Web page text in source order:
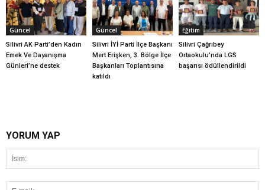
Güncel
Silivri AK Parti’den Kadın
Emek Ve Dayanışma
Günleri’ne destek
Güncel
Silivri İYİ Parti İlçe Başkanı
Mert Erişken, 3. Bölge İlçe
Başkanları Toplantısına
katıldı
Eğitim
Silivri Çağrıbey
Ortaokulu’nda LGS
başarısı ödüllendirildi
YORUM YAP